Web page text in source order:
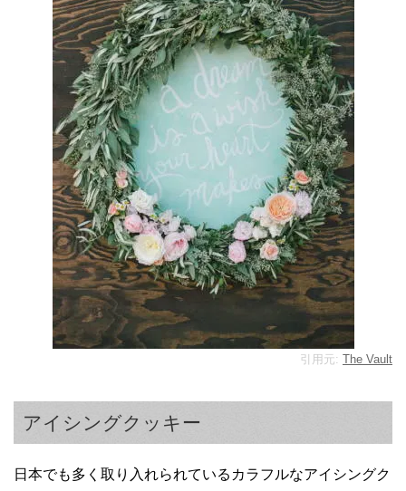
引用元: The Vault
アイシングクッキー
日本でも多く取り入れられているカラフルなアイシングク